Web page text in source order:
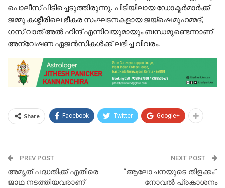
പൊലീസ് പിടിച്ചെടുത്തിരുന്നു. പിടിയിലായ ഡോക്ടര്‍മാര്‍ക്ക്
ജമ്മു കശ്മീരിലെ ഭീകര സംഘടനകളായ ജയ്‌ഷെ മുഹമ്മദ്,
ഗസ് വാത് അല്‍ ഹിന്ദ് എന്നിവയുമായും ബന്ധമുണ്ടെന്നാണ്
അന്വേഷണ ഏജന്‍സികള്‍ക്ക് ലഭിച്ച വിവരം.
Share Facebook Twitter Google+
PREV POST
അമൃത് പദ്ധതിക്ക് എതിരെ
ജാഥ നടത്തിയവരാണ്
NEXT POST
“ആലോചനയുടെ തിളക്കം”
നോവൽ പ്രകാശനം